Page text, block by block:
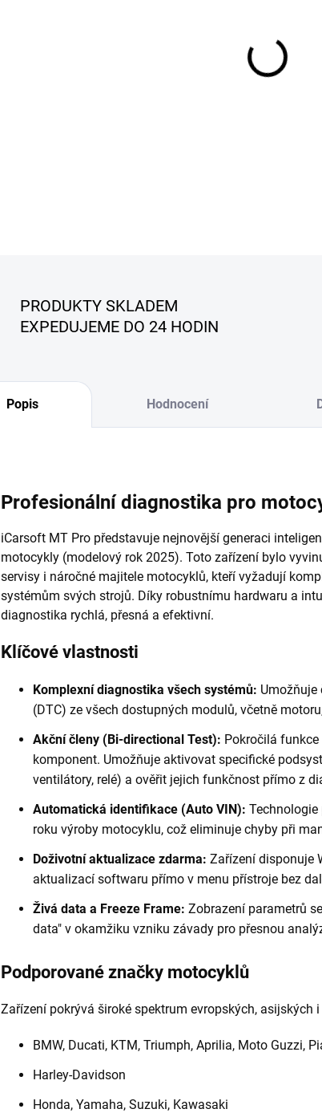
než 20
PRODUKTY SKLADEM
EXPEDUJEME DO 24 HODIN
Popis Hodnocení
Profesionální diagnostika pro
iCarsoft MT Pro představuje nejnovější generaci
motocykly (modelový rok 2025). Toto zařízení bylo
servisy i náročné majitele motocyklů, kteří vyžadují
systémům svých strojů. Díky robustnímu hardwaru a
diagnostika rychlá, přesná a efektivní.
Klíčové vlastnosti
Komplexní diagnostika všech systémů: Umožňuje
(DTC) ze všech dostupných modulů, včetně
Akční členy (Bi-directional Test): Pokročilá
komponent. Umožňuje aktivovat specifické
ventilátory, relé) a ověřit jejich funkčnost přímo z
Automatická identifikace (Auto VIN): Technologie
roku výroby motocyklu, což eliminuje chyby při
Doživotní aktualizace zdarma: Zařízení disponuje
aktualizací softwaru přímo v menu přístroje bez
Živá data a Freeze Frame: Zobrazení parametrů
data" v okamžiku vzniku závady pro přesnou
Podporované značky motocyklů
Zařízení pokrývá široké spektrum evropských, asijských
BMW, Ducati, KTM, Triumph, Aprilia, Moto Guzzi,
Harley-Davidson
Honda, Yamaha, Suzuki, Kawasaki